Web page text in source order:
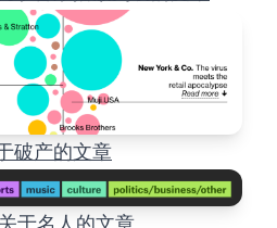
破产的文章
于名人的文章